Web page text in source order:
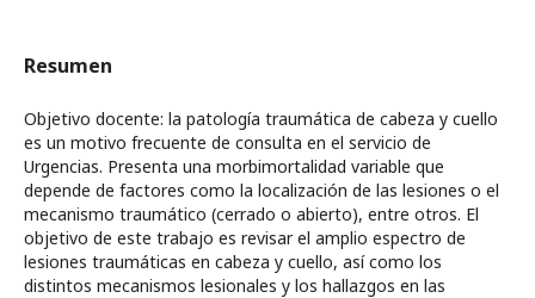
Resumen
Objetivo docente: la patología traumática de cabeza y cuello
es un motivo frecuente de consulta en el servicio de
Urgencias. Presenta una morbimortalidad variable que
depende de factores como la localización de las lesiones o el
mecanismo traumático (cerrado o abierto), entre otros. El
objetivo de este trabajo es revisar el amplio espectro de
lesiones traumáticas en cabeza y cuello, así como los
distintos mecanismos lesionales y los hallazgos en las